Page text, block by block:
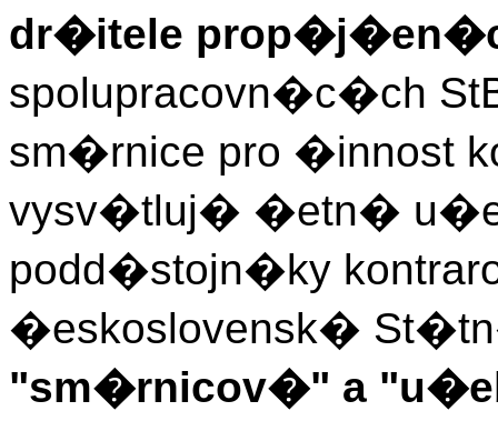
dr�itele
spolupracovn�c�ch
sm�rnice pro �innost
vysv�tluj� �etn�
podd�stojn�ky
�eskoslovensk�
"sm�rnicov�" a